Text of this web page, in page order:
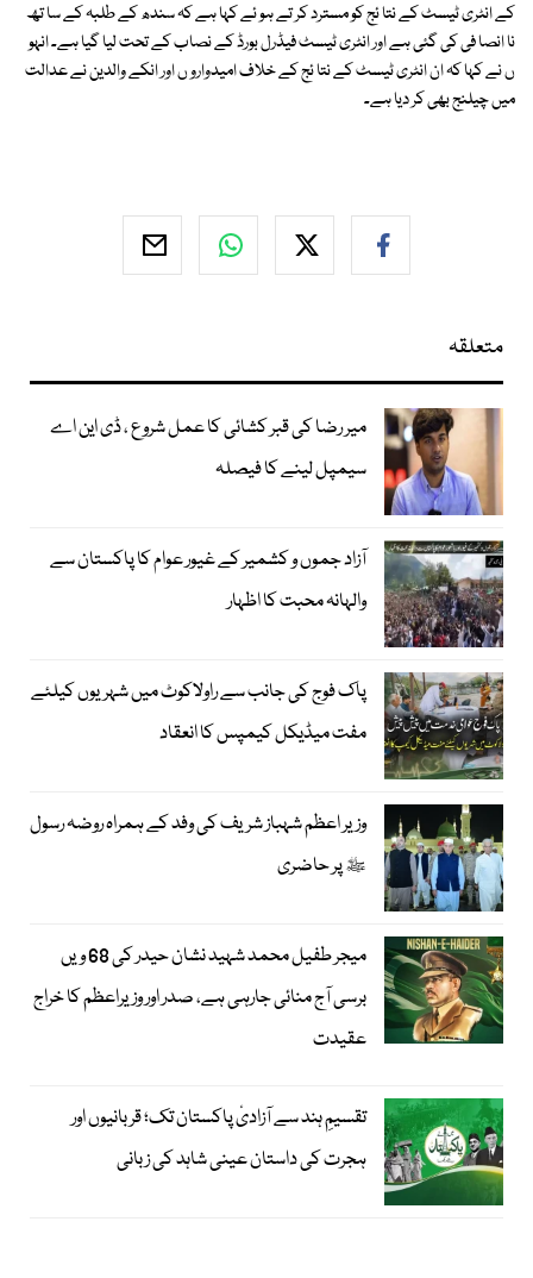
کے انٹری ٹیسٹ کے نتا ئج کو مسترد کر تے ہو ئے کہا ہے کہ سندھ کے طلبہ کے سا تھ
نا انصا فی کی گئی ہے اور انٹری ٹیسٹ فیڈرل بورڈ کے نصاب کے تحت لیا گیا ہے۔ انہو
ں نے کہا کہ ان انٹری ٹیسٹ کے نتا ئج کے خلاف امیدوارو ں اور انکے والدین نے عدالت
میں چیلنج بھی کر دیا ہے۔
متعلقہ
میر رضا کی قبر کشائی کا عمل شروع ، ڈی این اے
سیمپل لینے کا فیصلہ
آزاد جموں و کشمیر کے غیور عوام کا پاکستان سے
والہانہ محبت کا اظہار
پاک فوج کی جانب سے راولاکوٹ میں شہریوں کیلئے
مفت میڈیکل کیمپس کا انعقاد
وزیر اعظم شہباز شریف کی وفد کے ہمراہ روضہ رسول
ﷺ پر حاضری
میجر طفیل محمد شہید نشان حیدر کی 68 ویں
برسی آج منائی جارہی ہے، صدر اور وزیراعظم کا خراج
عقیدت
تقسیمِ ہند سے آزادیٔ پاکستان تک؛ قربانیوں اور
ہجرت کی داستان عینی شاہد کی زبانی